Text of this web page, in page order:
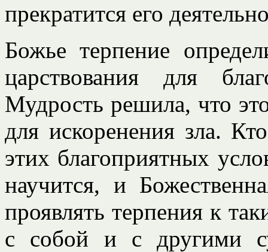
прекратится его
Божье терпение
царствования для
Мудрость решила, что
для искоренения зла.
этих благоприятных
научится, и
проявлять терпения к
с собой и с другими